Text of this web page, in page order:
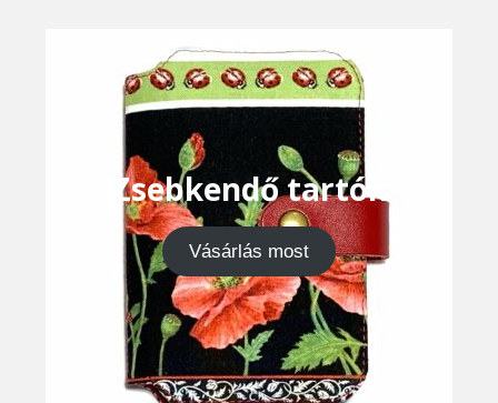
Zsebkendő tartók
Vásárlás most